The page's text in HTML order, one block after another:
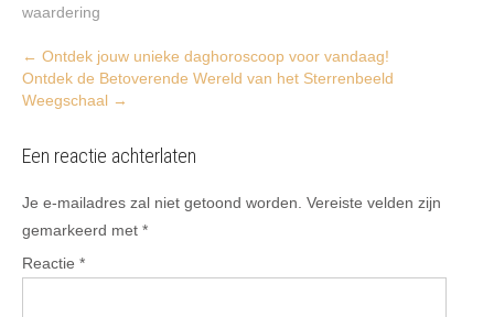
waardering
Post
navigation
← Ontdek jouw unieke daghoroscoop voor vandaag!
Ontdek de Betoverende Wereld van het Sterrenbeeld
Weegschaal →
Een reactie achterlaten
Je e-mailadres zal niet getoond worden. Vereiste velden zijn
gemarkeerd met *
Reactie *